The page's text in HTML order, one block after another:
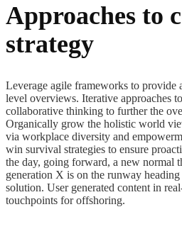
Approaches to
strategy
Leverage agile frameworks to provide
level overviews. Iterative approaches
collaborative thinking to further the
Organically grow the holistic world
via workplace diversity and
win survival strategies to ensure
the day, going forward, a new normal
generation X is on the runway
solution. User generated content in
touchpoints for offshoring.